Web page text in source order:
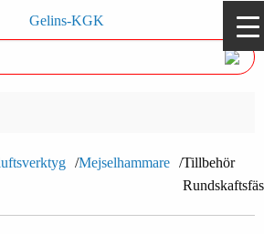
Mejselhammare
Tillbehör